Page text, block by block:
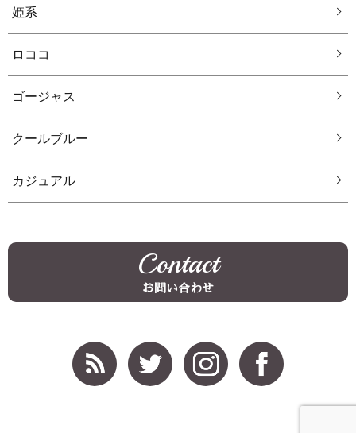
姫系
ロココ
ゴージャス
クールブルー
カジュアル
Contact
お問い合わせ